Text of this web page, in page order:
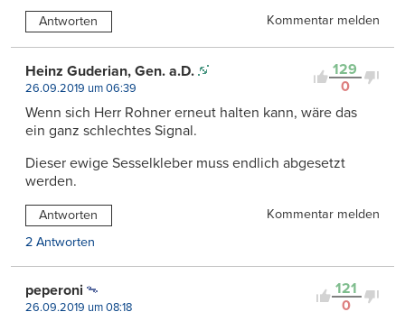
Antworten Kommentar melden
129
0
Heinz Guderian, Gen. a.D.
26.09.2019 um 06:39
Wenn sich Herr Rohner erneut halten kann, wäre das
ein ganz schlechtes Signal.
Dieser ewige Sesselkleber muss endlich abgesetzt
werden.
Antworten
Kommentar melden
2 Antworten
121
0
peperoni
26.09.2019 um 08:18